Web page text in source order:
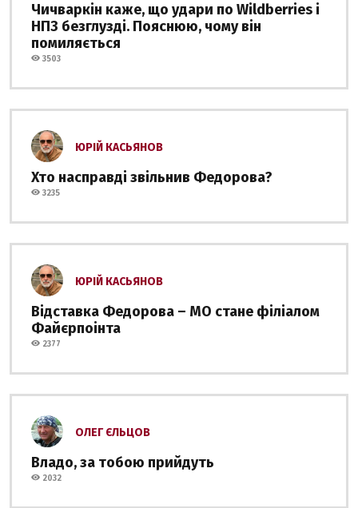
Чичваркін каже, що удари по Wildberries і
НПЗ безглузді. Пояснюю, чому він
помиляється
3503
ЮРІЙ КАСЬЯНОВ
Хто насправді звільнив Федорова?
3235
ЮРІЙ КАСЬЯНОВ
Відставка Федорова – МО стане філіалом
Файєрпоінта
2377
ОЛЕГ ЄЛЬЦОВ
Владо, за тобою прийдуть
2032